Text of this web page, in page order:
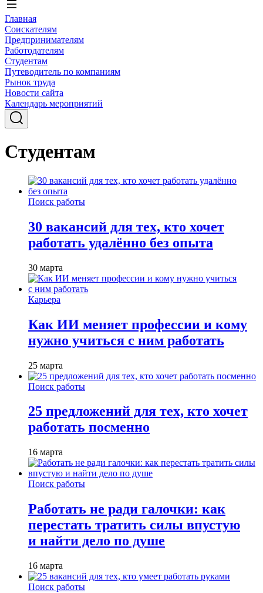
Главная
Соискателям
Предпринимателям
Работодателям
Студентам
Путеводитель по компаниям
Рынок труда
Новости сайта
Календарь мероприятий
Студентам
Поиск работы
30 вакансий для тех, кто хочет
работать удалённо без опыта
30 марта
Карьера
Как ИИ меняет профессии и кому
нужно учиться с ним работать
25 марта
Поиск работы
25 предложений для тех, кто хочет
работать посменно
16 марта
Поиск работы
Работать не ради галочки: как
перестать тратить силы впустую
и найти дело по душе
16 марта
Поиск работы